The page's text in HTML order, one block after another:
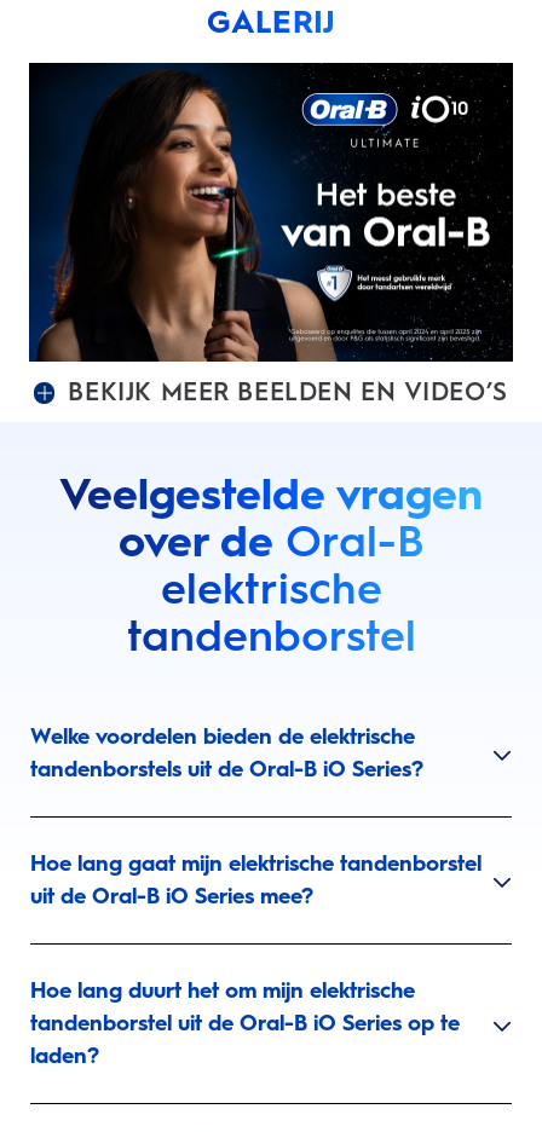
GALERIJ
BEKIJK MEER BEELDEN EN VIDEO’S
Veelgestelde vragen
over de Oral-B
elektrische
tandenborstel
Welke voordelen bieden de elektrische
tandenborstels uit de Oral-B iO Series?
Hoe lang gaat mijn elektrische tandenborstel
uit de Oral-B iO Series mee?
Hoe lang duurt het om mijn elektrische
tandenborstel uit de Oral-B iO Series op te
laden?